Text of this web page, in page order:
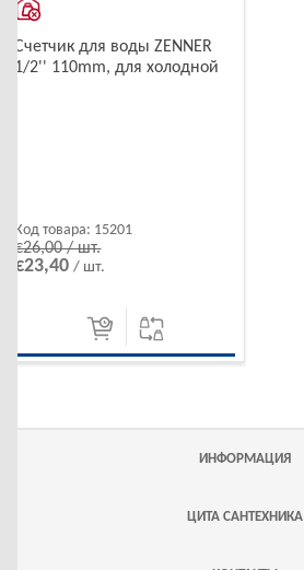
Счетчик для воды ZENNER
1/2'' 110mm, для холодной
Код товара: 15201
€26,00 / шт.
€23,40/ шт.
ИНФОРМАЦИЯ
ЦИТА САНТЕХНИКА